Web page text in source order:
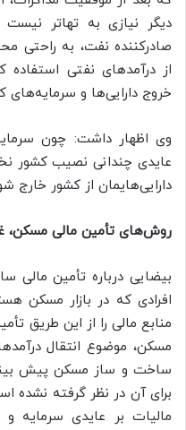
دیگر نیازی به تهاتر
صادرکننده نفت، به راحتی
از درآمدهای نفتی استفاده
خروج دارایی‌ها و
وی اظهار داشت: چون
عایدی چندانی نصیب کشور
دارایی‌هایمان از کشور خارج
روش‌های تأمین مالی مسکن،
بیضایی درباره تأمین
افرادی که در بازار مسکن
منابع مالی را از این طریق
مسکن، موضوع انتقال
ساخت و ساز مسکن پیش
برای آن در نظر گرفته نشده
مالیات بر عایدی سرمایه